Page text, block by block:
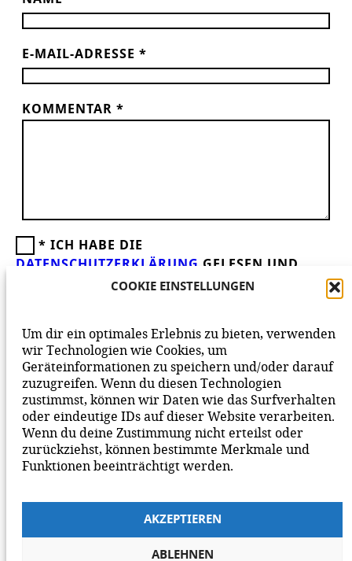
COOKIE EINSTELLUNGEN
Um dir ein optimales Erlebnis zu bieten, verwenden
wir Technologien wie Cookies, um
Geräteinformationen zu speichern und/oder darauf
zuzugreifen. Wenn du diesen Technologien
zustimmst, können wir Daten wie das Surfverhalten
oder eindeutige IDs auf dieser Website verarbeiten.
Wenn du deine Zustimmung nicht erteilst oder
zurückziehst, können bestimmte Merkmale und
Funktionen beeinträchtigt werden.
AKZEPTIEREN
ABLEHNEN
E-MAIL-ADRESSE *
KOMMENTAR *
* ICH HABE DIE
DATENSCHUTZERKLÄRUNG GELESEN UND
AKZEPTIERE DIESE.WIR FREUEN UNS ÜBER
MITEINANDER AUF UNSERER SEITE.